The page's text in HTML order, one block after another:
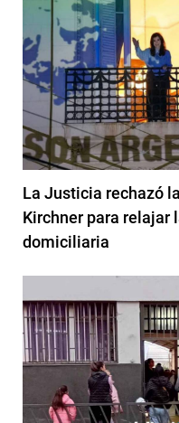
La Justicia rechazó
Kirchner para relajar
domiciliaria